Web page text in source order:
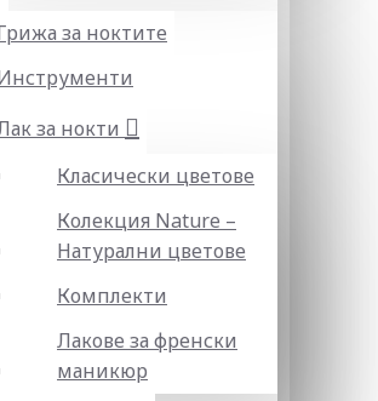
за ноктите
за нокти
Класически цветове
Колекция Nature –
Натурални цветове
Комплекти
Лакове за френски
маникюр